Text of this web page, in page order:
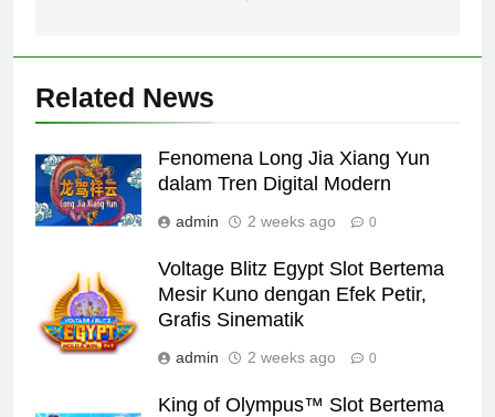
Related News
Fenomena Long Jia Xiang Yun
dalam Tren Digital Modern
admin 2 weeks ago 0
Voltage Blitz Egypt Slot Bertema
Mesir Kuno dengan Efek Petir,
Grafis Sinematik
admin 2 weeks ago 0
King of Olympus™ Slot Bertema